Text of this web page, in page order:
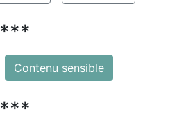
***
Contenu sensible
***